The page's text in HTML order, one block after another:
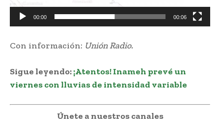
o
00:00 00:06
Con información: Unión Radio.
Sigue leyendo:¡Atentos! Inameh prevé un
viernes con lluvias de intensidad variable
Únete a nuestros canales